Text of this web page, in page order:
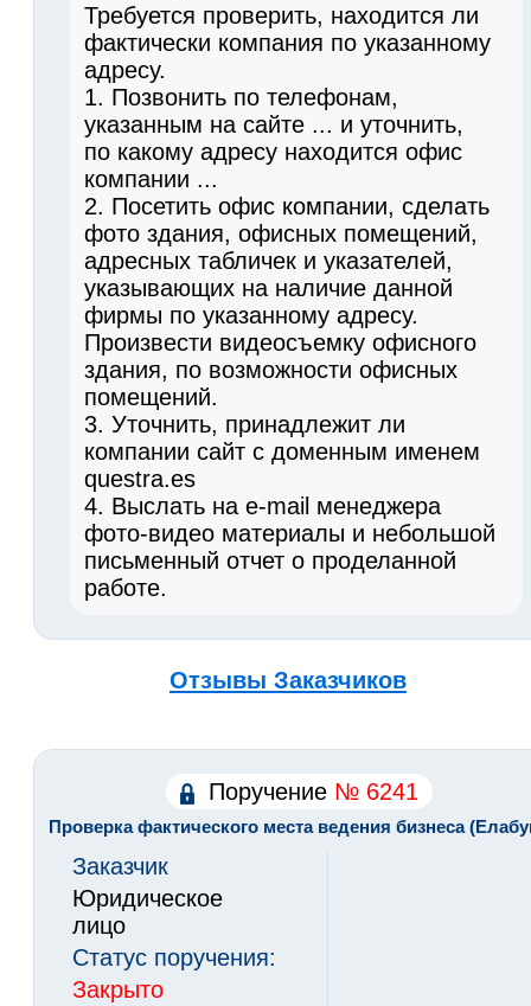
Требуется проверить, находится ли
фактически компания по указанному
адресу.
1. Позвонить по телефонам,
указанным на сайте ... и уточнить,
по какому адресу находится офис
компании ...
2. Посетить офис компании, сделать
фото здания, офисных помещений,
адресных табличек и указателей,
указывающих на наличие данной
фирмы по указанному адресу.
Произвести видеосъемку офисного
здания, по возможности офисных
помещений.
3. Уточнить, принадлежит ли
компании сайт с доменным именем
questra.es
4. Выслать на e-mail менеджера
фото-видео материалы и небольшой
письменный отчет о проделанной
работе.
Отзывы Заказчиков
Поручение № 6241
Проверка фактического места ведения бизнеса
Заказчик
Юридическое
лицо
Статус поручения:
Закрыто